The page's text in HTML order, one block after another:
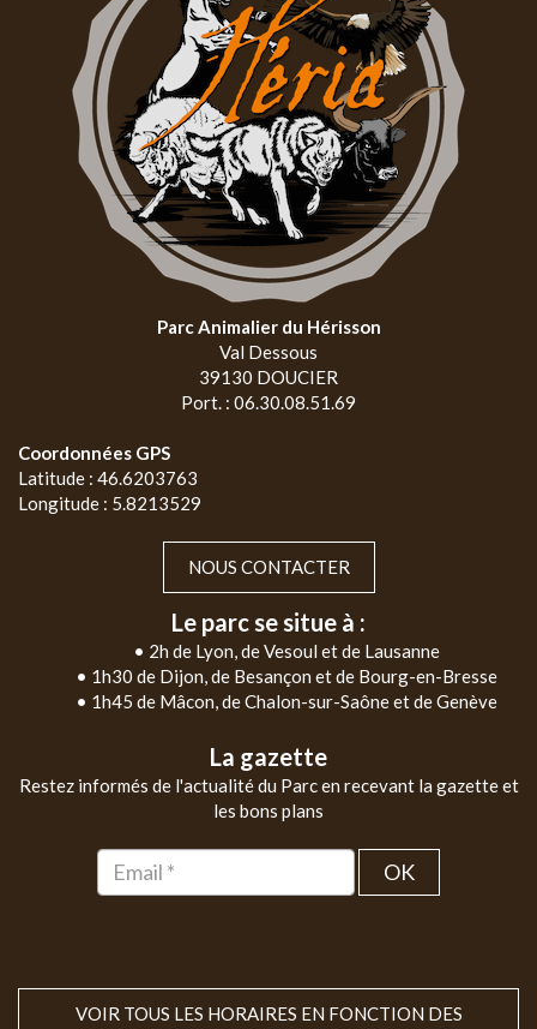
Parc Animalier du Hérisson
Val Dessous
39130 DOUCIER
Port. : 06.30.08.51.69
Coordonnées GPS
Latitude : 46.6203763
Longitude : 5.8213529
NOUS CONTACTER
Le parc se situe à :
• 2h de Lyon, de Vesoul et de Lausanne
• 1h30 de Dijon, de Besançon et de Bourg-en-Bresse
• 1h45 de Mâcon, de Chalon-sur-Saône et de Genève
La gazette
Restez informés de l'actualité du Parc en recevant la gazette et
les bons plans
OK
VOIR TOUS LES HORAIRES EN FONCTION DES